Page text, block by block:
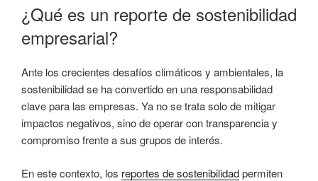
¿Qué es un reporte de sostenibilidad
empresarial?
Ante los crecientes desafíos climáticos y ambientales, la
sostenibilidad se ha convertido en una responsabilidad
clave para las empresas. Ya no se trata solo de mitigar
impactos negativos, sino de operar con transparencia y
compromiso frente a sus grupos de interés.
En este contexto, los reportes de sostenibilidadpermiten